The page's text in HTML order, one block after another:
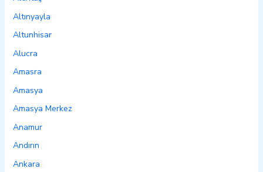
Altınyayla
Altunhisar
Alucra
Amasra
Amasya
Amasya Merkez
Anamur
Andırın
Ankara